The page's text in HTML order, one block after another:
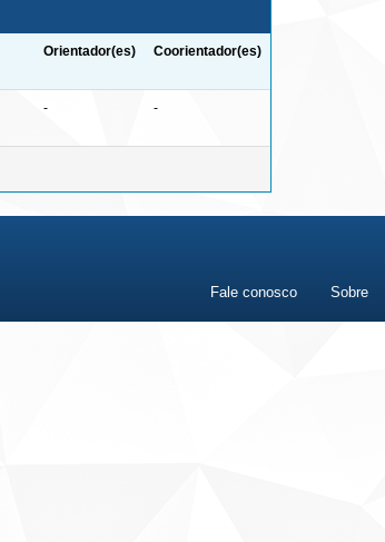
Orientador(es) Coorientador(es)
- -
Fale conosco Sobre